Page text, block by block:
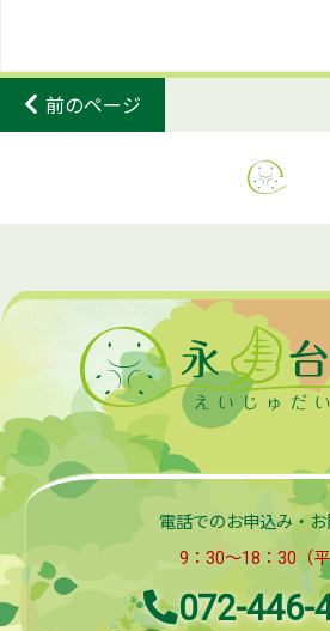
前のページ
電話でのお申込み・
9：30～18：30（平
072-446-